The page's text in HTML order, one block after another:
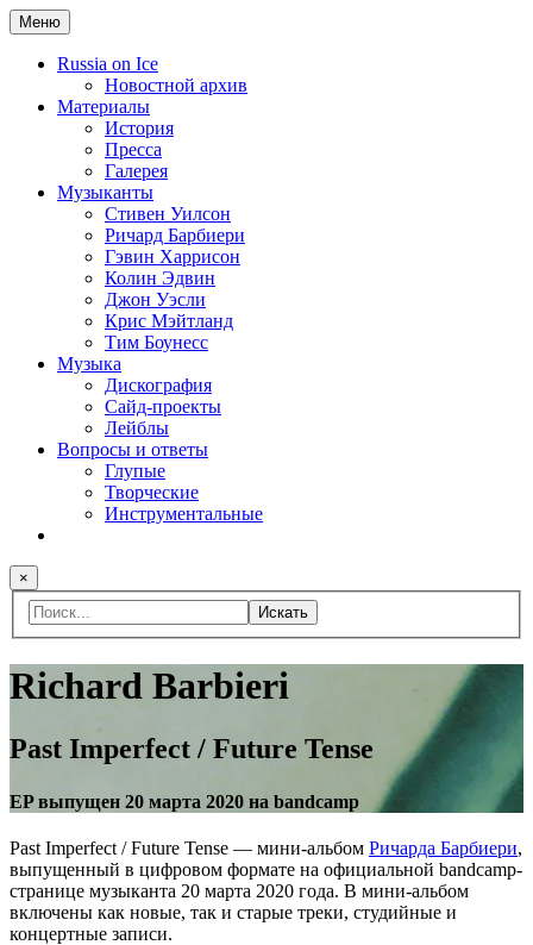
Меню
Russia on Ice
Новостной архив
Материалы
История
Пресса
Галерея
Музыканты
Стивен Уилсон
Ричард Барбиери
Гэвин Харрисон
Колин Эдвин
Джон Уэсли
Крис Мэйтланд
Тим Боунесс
Музыка
Дискография
Сайд-проекты
Лейблы
Вопросы и ответы
Глупые
Творческие
Инструментальные
×
Искать
Richard Barbieri
Past Imperfect / Future Tense
EP выпущен 20 марта 2020 на bandcamp
Past Imperfect / Future Tense — мини-альбом Ричарда Барбиери,
выпущенный в цифровом формате на официальной bandcamp-
странице музыканта 20 марта 2020 года. В мини-альбом
включены как новые, так и старые треки, студийные и
концертные записи.